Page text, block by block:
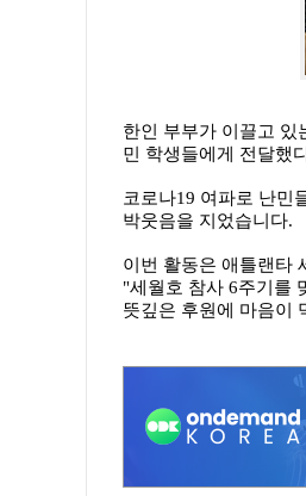
한인 부부가 이끌고 있
민 학생들에게 전달했
코로나19 여파로 난민
박웃음을 지었습니다.
이번 활동은 애틀랜타
"세월호 참사 6주기를
뜻깊은 후원에 마음이